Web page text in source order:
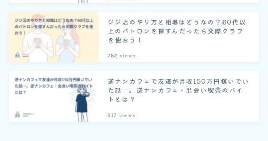
ジジ活のやり方と相場はどうなの？60代以
上のパトロンを探すんだったら交際クラブ
を使おう！
752 views
逆ナンカフェで友達が月収150万円稼いでい
た話…。逆ナンカフェ・出会い喫茶のバイ
トとは？
617 views